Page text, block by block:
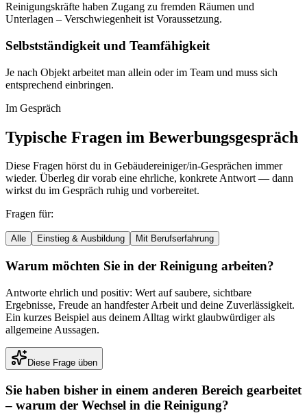
Reinigungskräfte haben Zugang zu fremden Räumen und
Unterlagen – Verschwiegenheit ist Voraussetzung.
Selbstständigkeit und Teamfähigkeit
Je nach Objekt arbeitet man allein oder im Team und muss sich
entsprechend einbringen.
Im Gespräch
Typische Fragen im Bewerbungsgespräch
Diese Fragen hörst du in Gebäudereiniger/in-Gesprächen immer
wieder. Überleg dir vorab eine ehrliche, konkrete Antwort — dann
wirkst du im Gespräch ruhig und vorbereitet.
Fragen für:
Alle Einstieg & Ausbildung Mit Berufserfahrung
Warum möchten Sie in der Reinigung arbeiten?
Antworte ehrlich und positiv: Wert auf saubere, sichtbare
Ergebnisse, Freude an handfester Arbeit und deine Zuverlässigkeit.
Ein kurzes Beispiel aus deinem Alltag wirkt glaubwürdiger als
allgemeine Aussagen.
Diese Frage üben
Sie haben bisher in einem anderen Bereich gearbeitet
– warum der Wechsel in die Reinigung?